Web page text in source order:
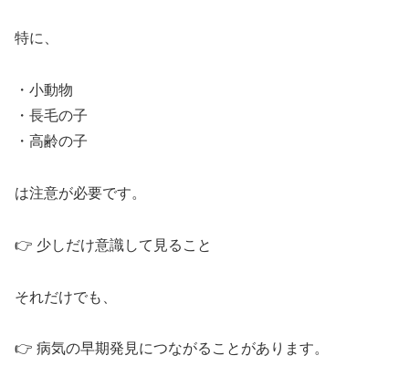
特に、
・小動物
・長毛の子
・高齢の子
は注意が必要です。
👉 少しだけ意識して見ること
それだけでも、
👉 病気の早期発見につながることがあります。